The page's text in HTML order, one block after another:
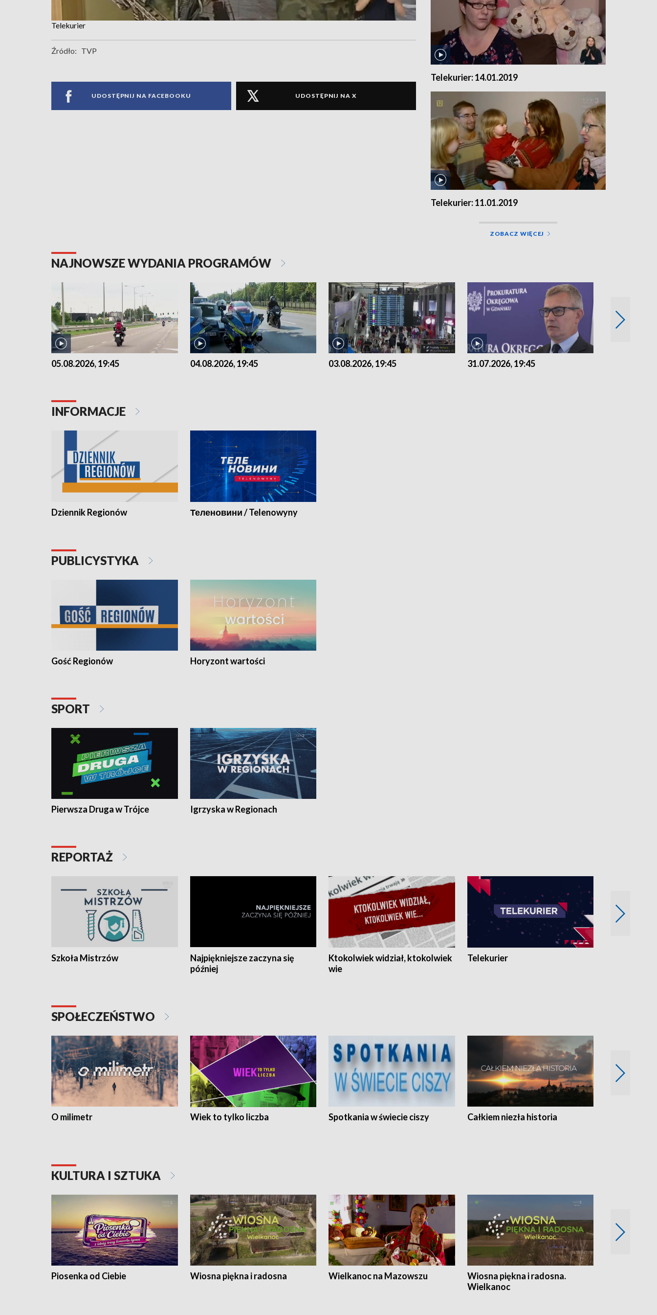
Telekurier
Źródło: TVP
UDOSTĘPNIJ NA FACEBOOKU UDOSTĘPNIJ NA X
Telekurier: 14.01.2019
Telekurier: 11.01.2019
ZOBACZ WIĘCEJ
NAJNOWSZE WYDANIA PROGRAMÓW
05.08.2026, 19:45 04.08.2026, 19:45 03.08.2026, 19:45 31.07.2026, 19:45
INFORMACJE
Dziennik Regionów Теленовини / Telenowyny
PUBLICYSTYKA
Gość Regionów Horyzont wartości
SPORT
Pierwsza Druga w Trójce Igrzyska w Regionach
REPORTAŻ
Szkoła Mistrzów
Najpiękniejsze zaczyna się
później
Ktokolwiek widział, ktokolwiek
wie
Telekurier
SPOŁECZEŃSTWO
O milimetr Wiek to tylko liczba Spotkania w świecie ciszy Całkiem niezła historia
KULTURA I SZTUKA
Piosenka od Ciebie Wiosna piękna i radosna Wielkanoc na Mazowszu
Wiosna piękna i radosna.
Wielkanoc